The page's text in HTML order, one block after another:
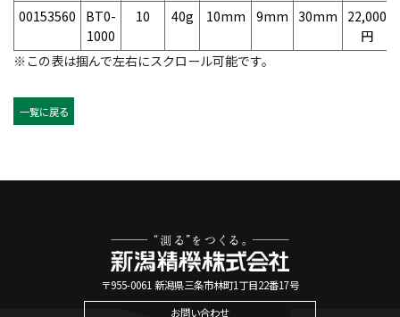
00153560
BT0-
1000
10 40g 10mm 9mm 30mm
22,000
円
※この表は掴んで左右にスクロール可能です。
一覧に戻る
〒955-0061 新潟県三条市林町1丁目22番17号
お問い合わせ